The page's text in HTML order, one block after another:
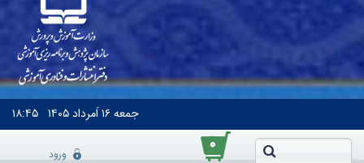
جمعه۱۶ اَمرداد ۱۴۰۵ ۱۸:۴۵
۰
ورود